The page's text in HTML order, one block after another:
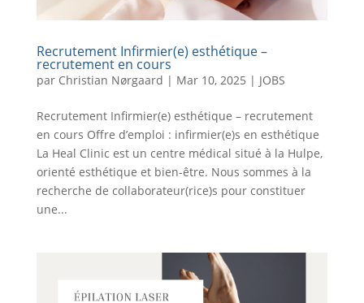
Recrutement Infirmier(e) esthétique –
recrutement en cours
par Christian Nørgaard | Mar 10, 2025 | JOBS
Recrutement Infirmier(e) esthétique – recrutement
en cours Offre d’emploi : infirmier(e)s en esthétique
La Heal Clinic est un centre médical situé à la Hulpe,
orienté esthétique et bien-être. Nous sommes à la
recherche de collaborateur(rice)s pour constituer
une...